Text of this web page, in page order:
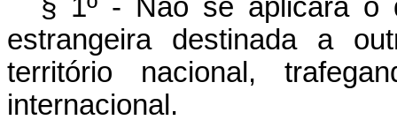
§ 1º - Não se aplicará o
estrangeira destinada a
território nacional,
internacional.